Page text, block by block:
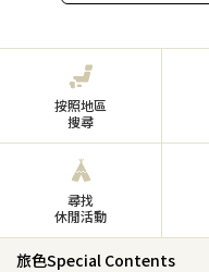
按照地區
搜尋
尋找
休閒活動
旅色Special Contents